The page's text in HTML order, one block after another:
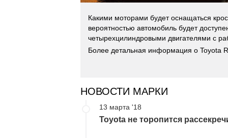
Какими моторами будет оснащаться
вероятностью автомобиль будет
четырехцилиндровыми двигателями с
Более детальная информация о Toyota
НОВОСТИ МАРКИ
13 марта '18
Toyota не торопится